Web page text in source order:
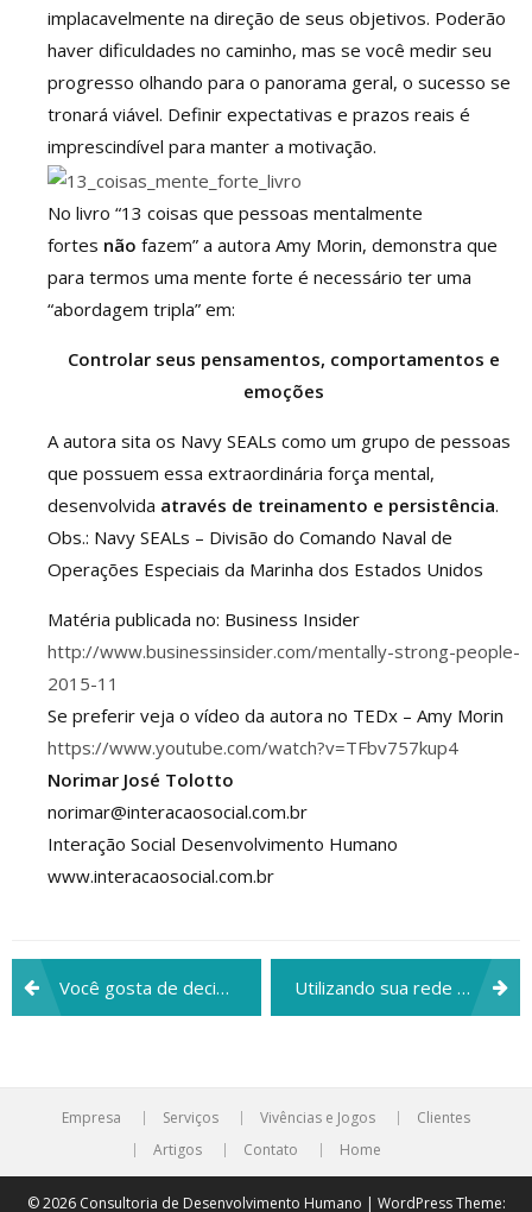
implacavelmente na direção de seus objetivos. Poderão
haver dificuldades no caminho, mas se você medir seu
progresso olhando para o panorama geral, o sucesso se
tronará viável. Definir expectativas e prazos reais é
imprescindível para manter a motivação.
No livro “13 coisas que pessoas mentalmente
fortes não fazem” a autora Amy Morin, demonstra que
para termos uma mente forte é necessário ter uma
“abordagem tripla” em:
Controlar seus pensamentos, comportamentos e
emoções
A autora sita os Navy SEALs como um grupo de pessoas
que possuem essa extraordinária força mental,
desenvolvida através de treinamento e persistência.
Obs.: Navy SEALs – Divisão do Comando Naval de
Operações Especiais da Marinha dos Estados Unidos
Matéria publicada no: Business Insider
http://www.businessinsider.com/mentally-strong-people-
2015-11
Se preferir veja o vídeo da autora no TEDx – Amy Morin
https://www.youtube.com/watch?v=TFbv757kup4
Norimar José Tolotto
norimar@interacaosocial.com.br
Interação Social Desenvolvimento Humano
www.interacaosocial.com.br
Navegação
de
Você gosta de decisões que envolvam riscos? Utilizando sua rede de contatos em busca de oportunidades
Empresa Serviços Vivências e Jogos
Clientes
Artigos
Contato Home
© 2026 Consultoria de Desenvolvimento Humano | WordPress Theme: